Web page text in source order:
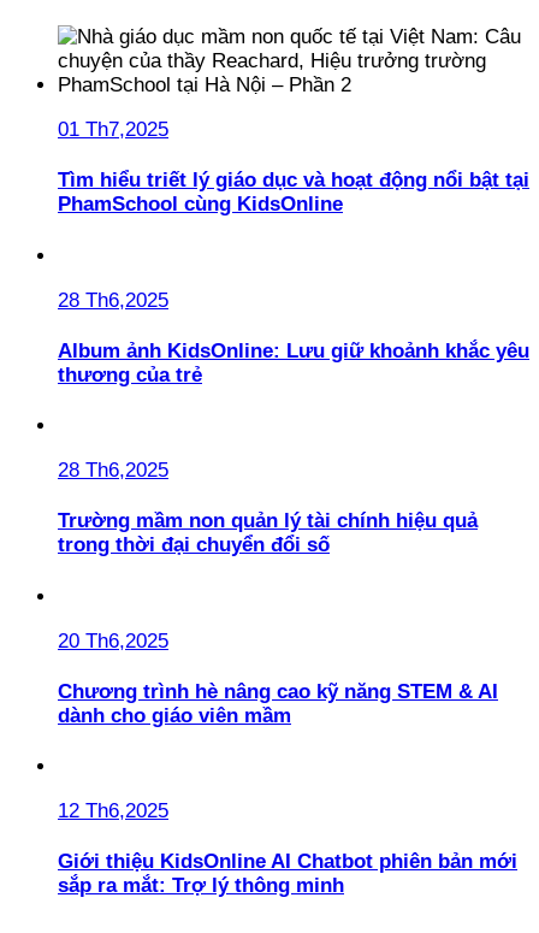
01 Th7,2025
Tìm hiểu triết lý giáo dục và hoạt động nổi bật tại
PhamSchool cùng KidsOnline
28 Th6,2025
Album ảnh KidsOnline: Lưu giữ khoảnh khắc yêu
thương của trẻ
28 Th6,2025
Trường mầm non quản lý tài chính hiệu quả
trong thời đại chuyển đổi số
20 Th6,2025
Chương trình hè nâng cao kỹ năng STEM & AI
dành cho giáo viên mầm
12 Th6,2025
Giới thiệu KidsOnline AI Chatbot phiên bản mới
sắp ra mắt: Trợ lý thông minh